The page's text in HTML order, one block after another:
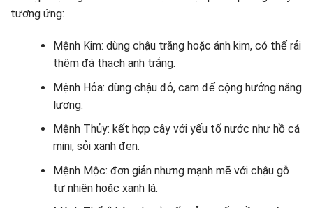
tương ứng:
Mệnh Kim: dùng chậu trắng hoặc ánh kim, có thể rải
thêm đá thạch anh trắng.
Mệnh Hỏa: dùng chậu đỏ, cam để cộng hưởng năng
lượng.
Mệnh Thủy: kết hợp cây với yếu tố nước như hồ cá
mini, sỏi xanh đen.
Mệnh Mộc: đơn giản nhưng mạnh mẽ với chậu gỗ
tự nhiên hoặc xanh lá.